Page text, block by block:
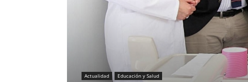
Actualidad Educación y Salud